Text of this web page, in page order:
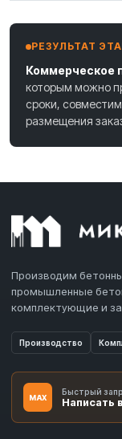
РЕЗУЛЬТАТ
Коммерческое
которым можно
сроки,
размещения
Производим
промышленные
комплектующие и
Производство
MAX
Быстрый
Написать